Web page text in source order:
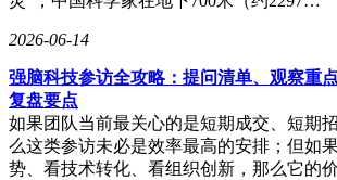
2026-06-14
强脑科技参访全攻略：提问清单、观察重
复盘要点
如果团队当前最关心的是短期成交、短期
么这类参访未必是效率最高的安排；但如
势、看技术转化、看组织创新，那么它的